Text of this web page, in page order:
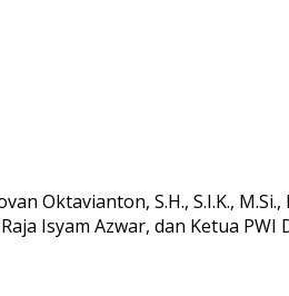
Oktavianton, S.H., S.I.K.,
Isyam Azwar, dan Ketua